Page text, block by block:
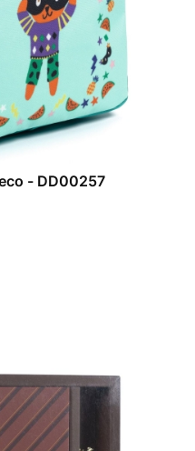
KRÓLIK- Plecak Dziecięcy Djeco - DD00257